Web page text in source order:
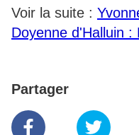
Voir la suite :
Doyenne d'Halluin
Partager